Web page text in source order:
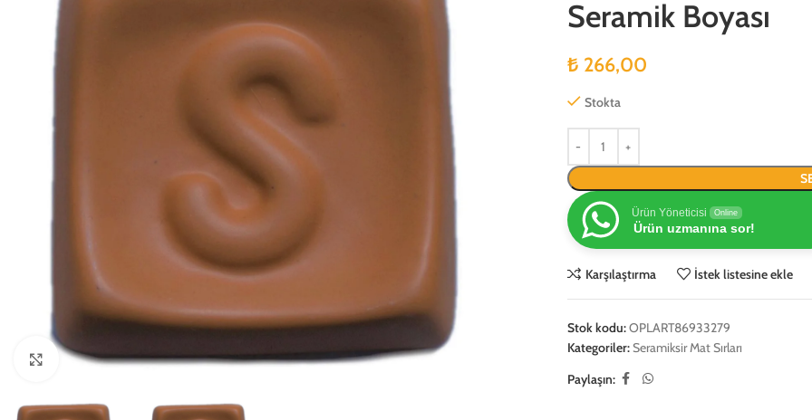
Büyütmek için tıklayın
Seramik Boyası
₺ 266,00
Stokta
Ürün Yöneticisi Online
Ürün uzmanına sor!
Karşılaştırma İstek listesine ekle
Stok kodu:OPLART86933279
Kategoriler:Seramiksir Mat Sırları
Paylaşın: